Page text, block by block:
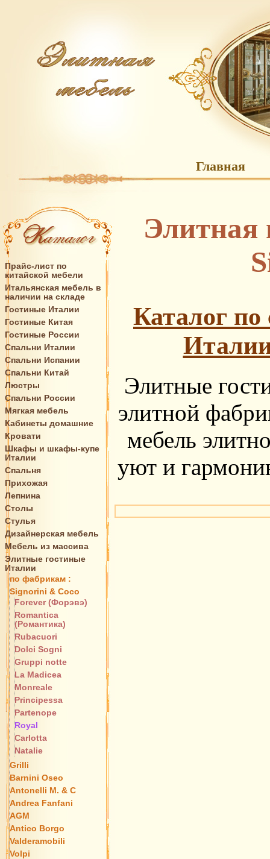
Главная
Прайс-лист по
китайской мебели
Итальянская мебель в
наличии на складе
Гостиные Италии
Гостиные Китая
Гостиные России
Спальни Италии
Спальни Испании
Спальни Китай
Люстры
Спальни России
Мягкая мебель
Кабинеты домашние
Кровати
Шкафы и шкафы-купе
Италии
Спальня
Прихожая
Лепнина
Столы
Стулья
Дизайнерская мебель
Мебель из массива
Элитные гостиные
Италии
по фабрикам :
Signorini & Coco
Forever (Форэвэ)
Romantica
(Романтика)
Rubacuori
Dolci Sogni
Gruppi notte
La Madicea
Monreale
Principessa
Partenope
Royal
Carlotta
Natalie
Grilli
Barnini Oseo
Antonelli M. & C
Andrea Fanfani
AGM
Antico Borgo
Valderamobili
Volpi
Элитная
Каталог по
Элитные
элитной
мебель
уют и